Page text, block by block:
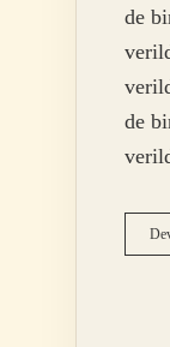
de
de